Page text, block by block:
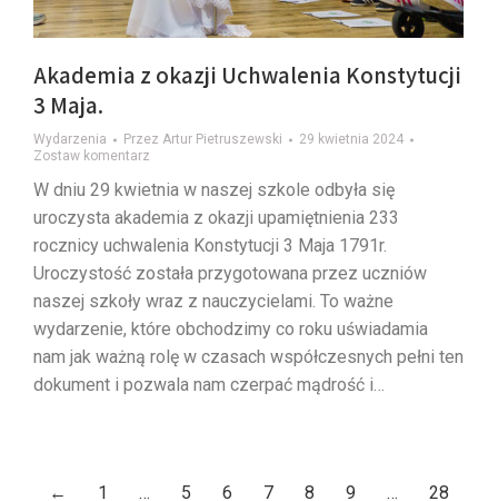
Akademia z okazji Uchwalenia Konstytucji
3 Maja.
Wydarzenia Przez Artur Pietruszewski
29 kwietnia 2024
Zostaw komentarz
W dniu 29 kwietnia w naszej szkole odbyła się
uroczysta akademia z okazji upamiętnienia 233
rocznicy uchwalenia Konstytucji 3 Maja 1791r.
Uroczystość została przygotowana przez uczniów
naszej szkoły wraz z nauczycielami. To ważne
wydarzenie, które obchodzimy co roku uświadamia
nam jak ważną rolę w czasach współczesnych pełni ten
dokument i pozwala nam czerpać mądrość i…
← 1 … 5 6 7 8 9 … 28